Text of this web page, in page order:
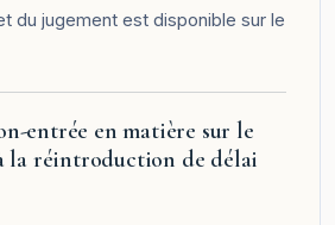
du jugement est disponible sur le
entrée en matière sur le
la réintroduction de délai